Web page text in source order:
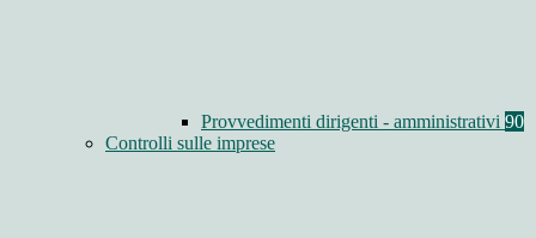
Provvedimenti dirigenti - amministrativi 90
Controlli sulle imprese